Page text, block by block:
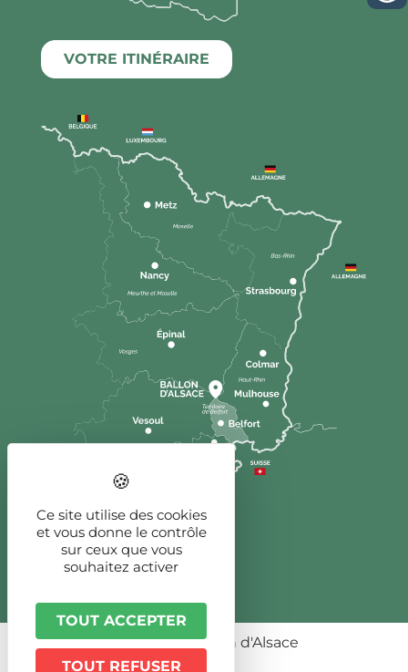
VOTRE ITINÉRAIRE
© 2026 - Ballon d'Alsace
Ce site utilise des cookies
et vous donne le contrôle
sur ceux que vous
souhaitez activer
TOUT ACCEPTER
TOUT REFUSER